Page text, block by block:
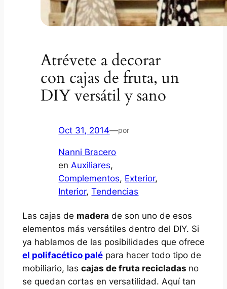
Atrévete a decorar
con cajas de fruta, un
DIY versátil y sano
Oct 31, 2014—por
Nanni Bracero
en Auxiliares
Complementos, Exterior
Interior, Tendencias
Las cajas de madera de son uno de esos
elementos más versátiles dentro del DIY. Si
ya hablamos de las posibilidades que ofrece
el polifacético palépara hacer todo tipo de
mobiliario, las cajas de fruta recicladas no
se quedan cortas en versatilidad. Aquí tan